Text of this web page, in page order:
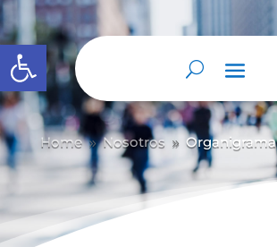
Abrir barra de herramientas
Home 9 Nosotros 9 Organigrama